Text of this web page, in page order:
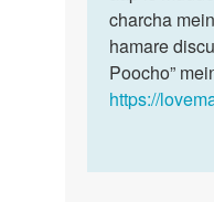
charcha
hamare
Poocho”
https://